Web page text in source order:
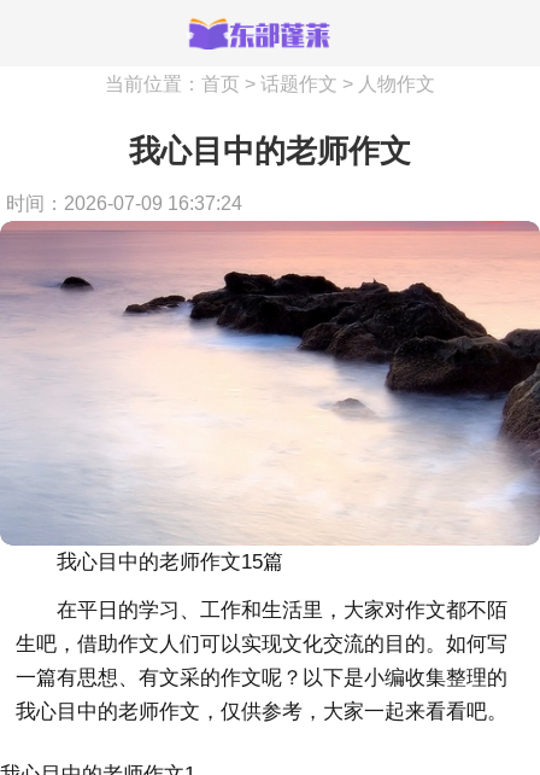
当前位置： 首页 > 话题作文 > 人物作文
我心目中的老师作文
时间：2026-07-09 16:37:24
我心目中的老师作文15篇
在平日的学习、工作和生活里，大家对作文都不陌
生吧，借助作文人们可以实现文化交流的目的。如何写
一篇有思想、有文采的作文呢？以下是小编收集整理的
我心目中的老师作文，仅供参考，大家一起来看看吧。